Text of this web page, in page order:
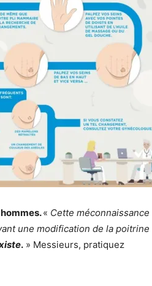
« Cette méconnaissance
une modification de la poitrine
. » Messieurs, pratiquez